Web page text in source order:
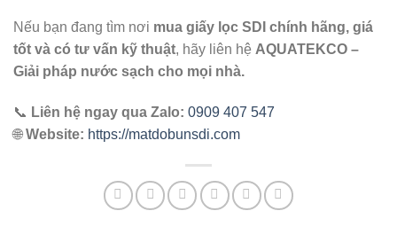
Nếu bạn đang tìm nơi mua giấy lọc SDI chính hãng, giá
tốt và có tư vấn kỹ thuật, hãy liên hệ AQUATEKCO –
Giải pháp nước sạch cho mọi nhà.
📞 Liên hệ ngay qua Zalo: 0909 407 547
🌐Website: https://matdobunsdi.com